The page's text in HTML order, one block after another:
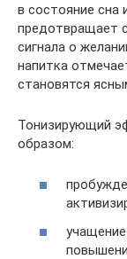
в состояние сна
предотвращает
сигнала о
напитка
становятся
Тонизирующий
образом: